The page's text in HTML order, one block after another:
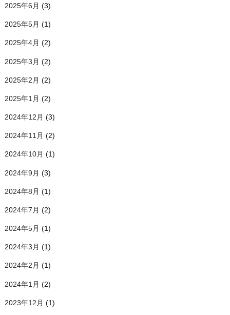
2025年6月 (3)
2025年5月 (1)
2025年4月 (2)
2025年3月 (2)
2025年2月 (2)
2025年1月 (2)
2024年12月 (3)
2024年11月 (2)
2024年10月 (1)
2024年9月 (3)
2024年8月 (1)
2024年7月 (2)
2024年5月 (1)
2024年3月 (1)
2024年2月 (1)
2024年1月 (2)
2023年12月 (1)